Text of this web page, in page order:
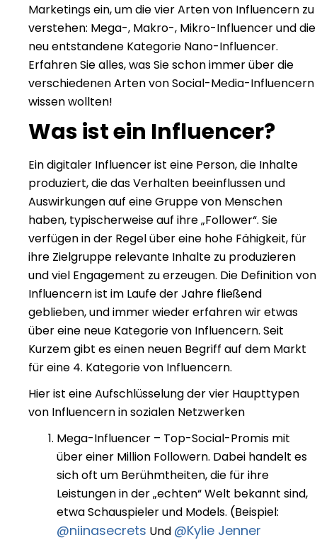
Marketings ein, um die vier Arten von Influencern zu
verstehen: Mega-, Makro-, Mikro-Influencer und die
neu entstandene Kategorie Nano-Influencer.
Erfahren Sie alles, was Sie schon immer über die
verschiedenen Arten von Social-Media-Influencern
wissen wollten!
Was ist ein Influencer?
Ein digitaler Influencer ist eine Person, die Inhalte
produziert, die das Verhalten beeinflussen und
Auswirkungen auf eine Gruppe von Menschen
haben, typischerweise auf ihre „Follower“. Sie
verfügen in der Regel über eine hohe Fähigkeit, für
ihre Zielgruppe relevante Inhalte zu produzieren
und viel Engagement zu erzeugen. Die Definition von
Influencern ist im Laufe der Jahre fließend
geblieben, und immer wieder erfahren wir etwas
über eine neue Kategorie von Influencern. Seit
Kurzem gibt es einen neuen Begriff auf dem Markt
für eine 4. Kategorie von Influencern.
Hier ist eine Aufschlüsselung der vier Haupttypen
von Influencern in sozialen Netzwerken
Mega-Influencer – Top-Social-Promis mit
über einer Million Followern. Dabei handelt es
sich oft um Berühmtheiten, die für ihre
Leistungen in der „echten“ Welt bekannt sind,
etwa Schauspieler und Models. (Beispiel:
@niinasecrets Und @Kylie Jenner